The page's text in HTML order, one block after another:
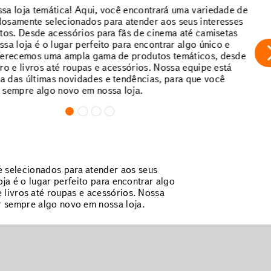
loja temática! Aqui, você encontrará uma variedade de
selecionados para atender aos seus interesses
Desde acessórios para fãs de cinema até camisetas
loja é o lugar perfeito para encontrar algo único e
uma ampla gama de produtos temáticos, desde
e livros até roupas e acessórios. Nossa equipe está
das últimas novidades e tendências, para que você
algo novo em nossa loja.
para atender aos seus
é o lugar perfeito para encontrar algo
até roupas e acessórios. Nossa
algo novo em nossa loja.